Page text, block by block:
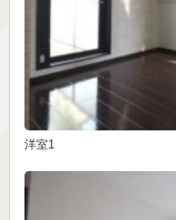
洋室1